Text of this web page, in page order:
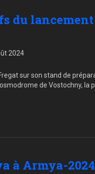
du
2024
sur son stand de
de Vostochny, la
à Armya-